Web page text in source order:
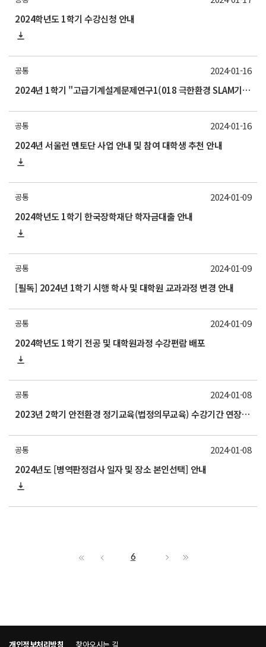
2024학년도 1학기 수강신청 안내
공통
2024년 1학기 "고급기계설계문제연구1(018 극한환경 SLAM기법)" 교과목 수강 안내
2024-01-16
공통
2024년 서울런 멘토단 사업 안내 및 참여 대학생 추천 안내
2024-01-16
공통
2024학년도 1학기 한국장학재단 학자금대출 안내
2024-01-09
공통
[필독] 2024년 1학기 시행 학사 및 대학원 교과과정 변경 안내
2024-01-09
공통
2024학년도 1학기 전공 및 대학원과정 수강편람 배포
2024-01-09
공통
2023년 2학기 안전환경 정기교육(법정의무교육) 수강기간 연장 안내
2024-01-08
공통
2024년도 [병역판정검사 일자 및 장소 본인선택] 안내
2024-01-08
6
개인정보처리방침 찾아오시는 길